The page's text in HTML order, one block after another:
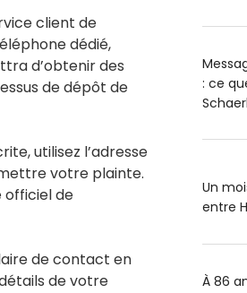
client de
dédié,
d’obtenir des
de dépôt de
utilisez l’adresse
votre plainte.
officiel de
de contact en
de votre
: ce
Un
entre
À 86